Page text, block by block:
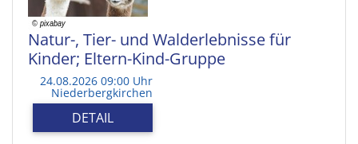
Natur-, Tier- und Walderlebnisse für
Kinder; Eltern-Kind-Gruppe
24.08.2026 09:00 Uhr
Niederbergkirchen
DETAIL